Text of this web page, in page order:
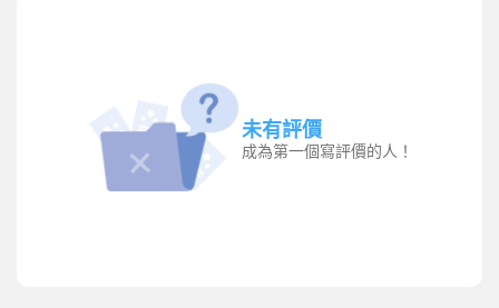
未有評價
成為第一個寫評價的人！